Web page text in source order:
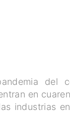
del
en
industrias